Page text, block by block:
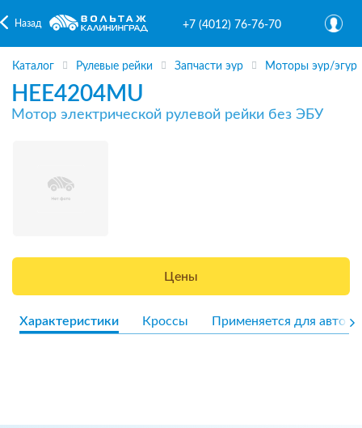
Назад +7 (4012) 76-76-70
Каталог Рулевые рейки Запчасти эур Моторы эур/эгур
HEE4204MU
Мотор электрической рулевой рейки без ЭБУ
Цены
Характеристики Кроссы Применяется для авто